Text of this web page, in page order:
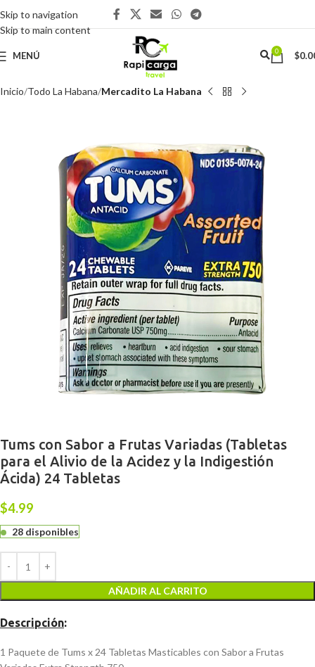
Skip to navigation
Skip to main content
MENÚ 0 $
Inicio Todo La Habana Mercadito La Habana
Tums con Sabor a Frutas Variadas (Tabletas
para el Alivio de la Acidez y la Indigestión
Ácida) 24 Tabletas
$4.99
28 disponibles
AÑADIR AL CARRITO
Descripción:
1 Paquete de Tums x 24 Tabletas Masticables con Sabor a Frutas